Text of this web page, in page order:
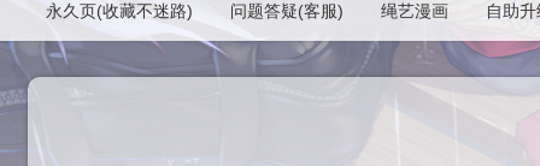
永久页(收藏不迷路) 问题答疑(客服) 绳艺漫画 自助